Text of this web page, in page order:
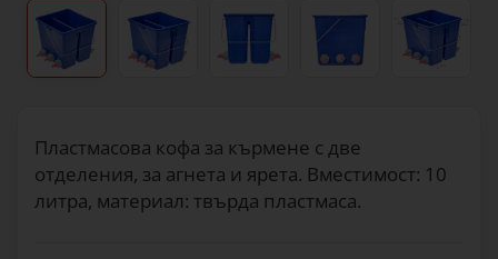
Пластмасова кофа за кърмене с две
отделения, за агнета и ярета. Вместимост: 10
литра, материал: твърда пластмаса.